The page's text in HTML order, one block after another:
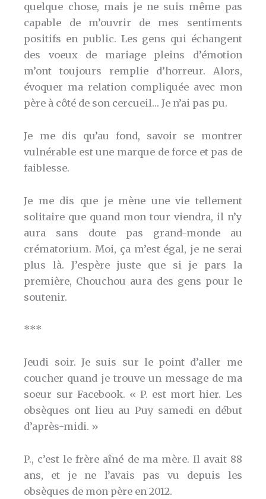
quelque chose, mais je ne suis même pas
capable de m’ouvrir de mes sentiments
positifs en public. Les gens qui échangent
des voeux de mariage pleins d’émotion
m’ont toujours remplie d’horreur. Alors,
évoquer ma relation compliquée avec mon
père à côté de son cercueil… Je n’ai pas pu.
Je me dis qu’au fond, savoir se montrer
vulnérable est une marque de force et pas de
faiblesse.
Je me dis que je mène une vie tellement
solitaire que quand mon tour viendra, il n’y
aura sans doute pas grand-monde au
crématorium. Moi, ça m’est égal, je ne serai
plus là. J’espère juste que si je pars la
première, Chouchou aura des gens pour le
soutenir.
***
Jeudi soir. Je suis sur le point d’aller me
coucher quand je trouve un message de ma
soeur sur Facebook. « P. est mort hier. Les
obsèques ont lieu au Puy samedi en début
d’après-midi. »
P., c’est le frère aîné de ma mère. Il avait 88
ans, et je ne l’avais pas vu depuis les
obsèques de mon père en 2012.